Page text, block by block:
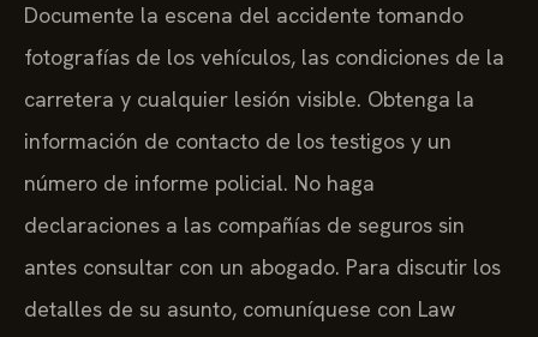
Documente la escena del accidente tomando
fotografías de los vehículos, las condiciones de la
carretera y cualquier lesión visible. Obtenga la
información de contacto de los testigos y un
número de informe policial. No haga
declaraciones a las compañías de seguros sin
antes consultar con un abogado. Para discutir los
detalles de su asunto, comuníquese con Law